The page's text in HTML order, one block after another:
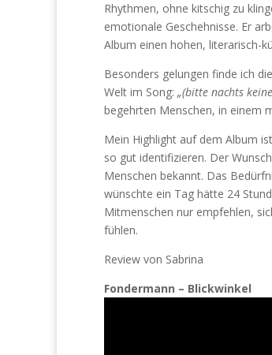
Rhythmen, ohne kitschig zu
emotionale Geschehnisse. Er
Album einen hohen, literarisch-
Besonders gelungen finde ich
Welt im Song: „(bitte nachts
begehrten Menschen, in einem
Mein Highlight auf dem Album
so gut identifizieren. Der
Menschen bekannt. Das
wünschte ein Tag hätte 24
Mitmenschen nur empfehlen,
fühlen.
Review von Sabrina
Fondermann – Blickwinkel